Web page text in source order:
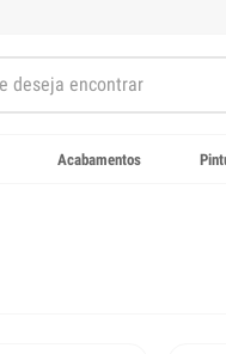
Acabamentos